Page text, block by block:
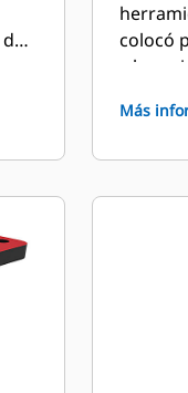
colocó
y la
de las
Esto
Más